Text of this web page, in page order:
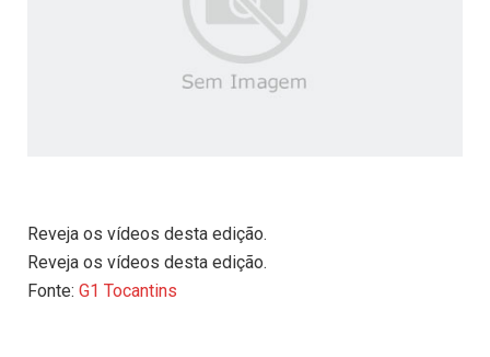
Reveja os vídeos desta edição.
Reveja os vídeos desta edição.
Fonte: G1 Tocantins